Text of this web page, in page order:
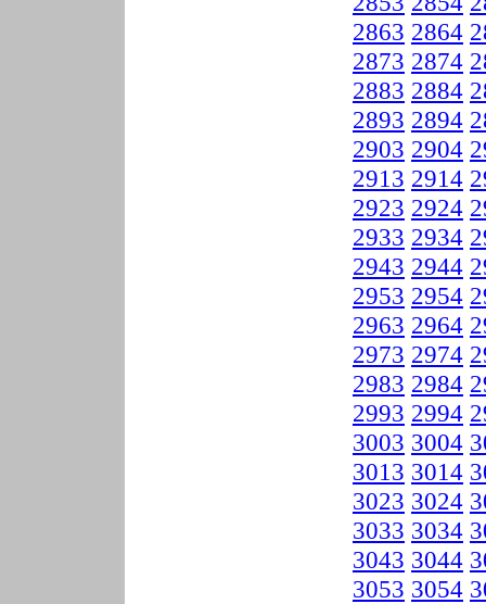
2863 2864
2873 2874
2883 2884
2893 2894
2903 2904
2913 2914
2923 2924
2933 2934
2943 2944
2953 2954
2963 2964
2973 2974
2983 2984
2993 2994
3003 3004
3013 3014
3023 3024
3033 3034
3043 3044
3053 3054